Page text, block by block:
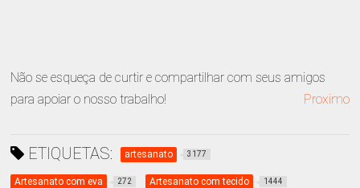
Não se esqueça de curtir e compartilhar com seus amigos
para apoiar o nosso trabalho!
Proximo
ETIQUETAS: artesanato 3177
Artesanato com eva 272 Artesanato com tecido 1444